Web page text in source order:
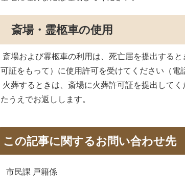
斎場・霊柩車の使用
斎場および霊柩車の利用は、死亡届を提出する
可証をもって）に使用許可を受けてください（電
火葬するときは、斎場に火葬許可証を提出して
たうえでお返しします。
この記事に関するお問い合わせ先
市民課 戸籍係